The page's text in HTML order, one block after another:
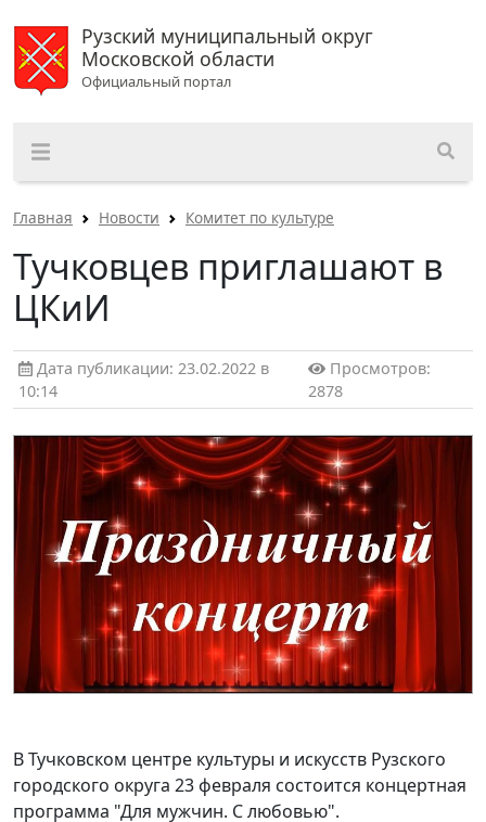
Рузский муниципальный округ
Московской области
Официальный портал
Главная Новости Комитет по культуре
Тучковцев приглашают в
ЦКиИ
Дата публикации: 23.02.2022 в
10:14
Просмотров:
2878
В Тучковском центре культуры и искусств Рузского
городского округа 23 февраля состоится концертная
программа "Для мужчин. С любовью".